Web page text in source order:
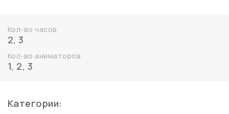
Кол-во часов
2,3
Кол-во аниматоров
1, 2, 3
Категории: